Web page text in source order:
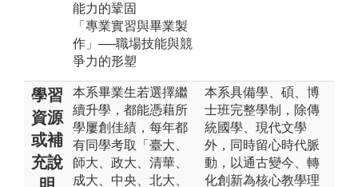
能力的鞏固
「專業實習與畢業製
作」──職場技能與競
爭力的形塑
學習
資源
或補
充說
本系畢業生若選擇繼
續升學，都能憑藉所
學屢創佳績，每年都
有同學考取「臺大、
師大、政大、清華、
成大、中央、北大、
本系具備學、碩、博
士班完整學制，除傳
統國學、現代文學
外，同時留心時代脈
動，以通古變今、轉
化創新為核心教學理